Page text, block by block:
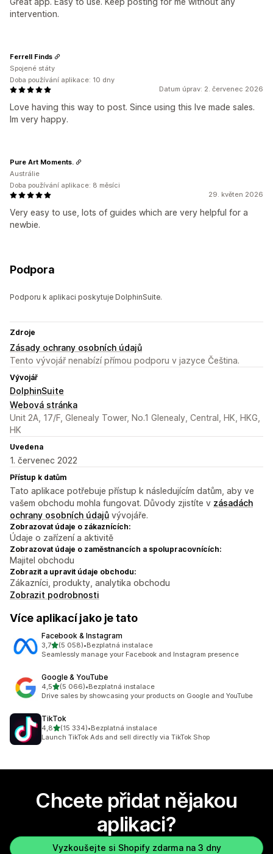
intervention.
Datum úprav: 2. červenec 2026
Love having this way to post. Since using this Ive made sales.
Im very happy.
Ferrell Finds
Spojené státy
Doba používání aplikace: 10 dny
29. květen 2026
Very easy to use, lots of guides which are very helpful for a
newbie.
Pure Art Moments.
Austrálie
Doba používání aplikace: 8 měsíci
Podpora
Podporu k aplikaci poskytuje DolphinSuite.
Zdroje
Zásady ochrany osobních údajů
Tento vývojář nenabízí přímou podporu v jazyce Čeština.
Vývojář
DolphinSuite
Webová stránka
Unit 2A, 17/F, Glenealy Tower, No.1 Glenealy, Central, HK, HKG,
HK
Uvedena
1. červenec 2022
Přístup k datům
Tato aplikace potřebuje přístup k následujícím datům, aby ve
vašem obchodu mohla fungovat. Důvody zjistíte v zásadách
ochrany osobních údajů vývojáře.
Zobrazovat údaje o zákaznících:
Údaje o zařízení a aktivitě
Zobrazovat údaje o zaměstnancích a spolupracovnících:
Majitel obchodu
Zobrazit a upravit údaje obchodu:
Zákazníci, produkty, analytika obchodu
Zobrazit podrobnosti
Více aplikací jako je tato
Facebook & Instagram
3,7z 5 hvězd
(5 058)
Celkový počet recenzí: 5058
•Bezplatná instalace
Seamlessly manage your Facebook and Instagram presence
Google & YouTube
4,5z 5 hvězd
(5 066)
Celkový počet recenzí: 5066
•Bezplatná instalace
Drive sales by showcasing your products on Google and YouTube
TikTok
4,8z 5 hvězd
(15 334)
Celkový počet recenzí: 15334
•Bezplatná instalace
Launch TikTok Ads and sell directly via TikTok Shop
Chcete přidat nějakou
aplikaci?
Vyzkoušejte si Shopify zdarma na 3 dny